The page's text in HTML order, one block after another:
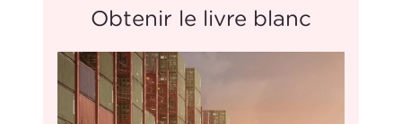
Obtenir le livre blanc